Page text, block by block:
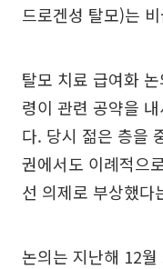
드로겐성 탈모)는
탈모 치료 급여화
령이 관련 공약을
다. 당시 젊은 층을
권에서도 이례적으
선 의제로 부상했다
논의는 지난해 12월